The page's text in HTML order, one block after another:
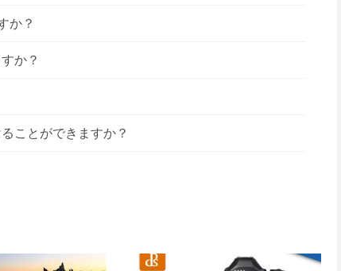
か？
か？
ことができますか？